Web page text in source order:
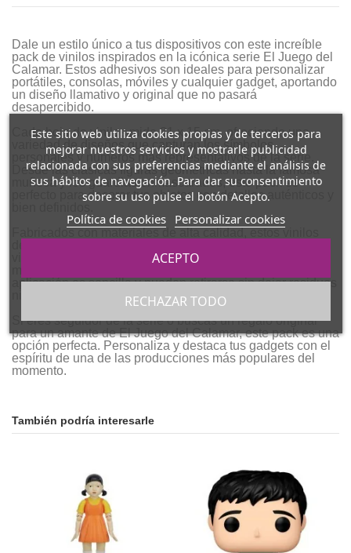
Dale un estilo único a tus dispositivos con este increíble
pack de vinilos inspirados en la icónica serie El Juego del
Calamar. Estos adhesivos son ideales para personalizar
portátiles, consolas, móviles y cualquier gadget, aportando
un diseño llamativo y original que no pasará
desapercibido.
Cada hoja de vinilos mide 21 x 15 cm, ofreciendo una
variedad de diseños que capturan los símbolos,
personajes y números más representativos de la serie.
Desde las clásicas figuras geométricas hasta la famosa
muñeca y los guardias enmascarados, este pack es
perfecto para decorar tus objetos con detalles auténticos y
vibrantes y acabados nítidos garantizan que se
aplicación es sencilla y pueden retirarse sin dejar residuos
ni dañar la superficie de tus dispositivos.
Si eres seguidor de la serie o buscas un regalo original
para un amante de El Juego del Calamar, este pack es una
opción perfecta. Personaliza y destaca tus gadgets con el
espíritu de una de las producciones más populares del
momento.
También podría interesarle
Este sitio web utiliza cookies propias y de terceros para
mejorar nuestros servicios y mostrarle publicidad
relacionada con sus preferencias mediante el análisis de
sus hábitos de navegación. Para dar su consentimiento
sobre su uso pulse el botón Acepto.
Política de cookies Personalizar cookies
RECHAZAR TODO
ACEPTO